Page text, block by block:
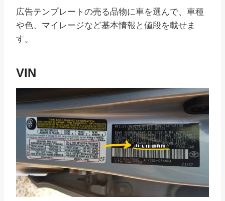
広告テンプレートの売る品物に車を選んで、車種
や色、マイレージなど基本情報と値段を載せま
す。
VIN